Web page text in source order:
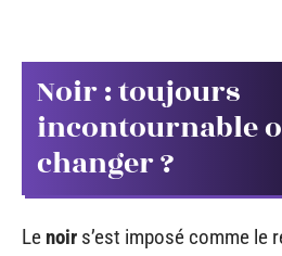
Noir : toujours
incontournable
changer ?
Le noir s’est imposé comme le